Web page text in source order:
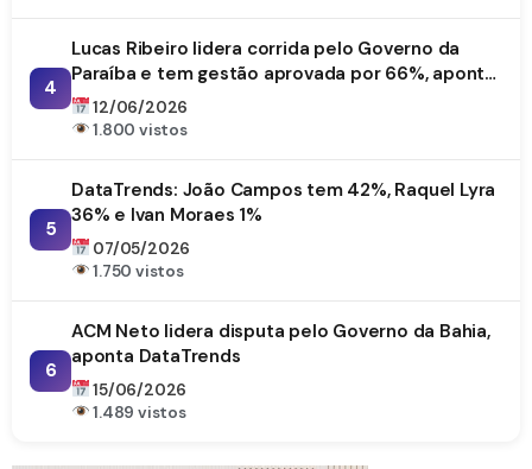
4
Lucas Ribeiro lidera corrida pelo Governo da
Paraíba e tem gestão aprovada por 66%, aponta
DataTrends
12/06/2026
1.800 vistos
5
DataTrends: João Campos tem 42%, Raquel Lyra
36% e Ivan Moraes 1%
07/05/2026
1.750 vistos
6
ACM Neto lidera disputa pelo Governo da Bahia,
aponta DataTrends
15/06/2026
1.489 vistos